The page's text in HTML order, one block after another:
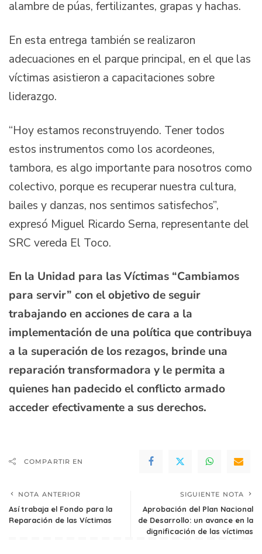
alambre de púas, fertilizantes, grapas y hachas.
En esta entrega también se realizaron
adecuaciones en el parque principal, en el que las
víctimas asistieron a capacitaciones sobre
liderazgo.
“Hoy estamos reconstruyendo. Tener todos
estos instrumentos como los acordeones,
tambora, es algo importante para nosotros como
colectivo, porque es recuperar nuestra cultura,
bailes y danzas, nos sentimos satisfechos”,
expresó Miguel Ricardo Serna, representante del
SRC vereda El Toco.
En la Unidad para las Víctimas “Cambiamos
para servir” con el objetivo de seguir
trabajando en acciones de cara a la
implementación de una política que contribuya
a la superación de los rezagos, brinde una
reparación transformadora y le permita a
quienes han padecido el conflicto armado
acceder efectivamente a sus derechos.
COMPARTIR EN
NOTA ANTERIOR
Así trabaja el Fondo para la
Reparación de las Víctimas
SIGUIENTE NOTA
­­Aprobación del Plan Nacional
de Desarrollo: un avance en la
dignificación de las víctimas